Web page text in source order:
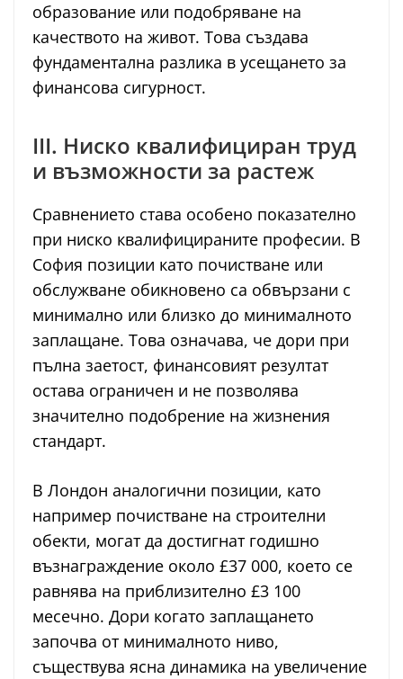
образование или подобряване на
качеството на живот. Това създава
фундаментална разлика в усещането за
финансова сигурност.
III. Ниско квалифициран труд
и възможности за растеж
Сравнението става особено показателно
при ниско квалифицираните професии. В
София позиции като почистване или
обслужване обикновено са обвързани с
минимално или близко до минималното
заплащане. Това означава, че дори при
пълна заетост, финансовият резултат
остава ограничен и не позволява
значително подобрение на жизнения
стандарт.
В Лондон аналогични позиции, като
например почистване на строителни
обекти, могат да достигнат годишно
възнаграждение около £37 000, което се
равнява на приблизително £3 100
месечно. Дори когато заплащането
започва от минималното ниво,
съществува ясна динамика на увеличение